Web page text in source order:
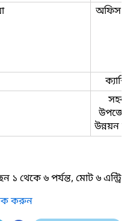
অফিস
উন্নয়ন
১ থেকে ৬ পর্যন্ত, মোট ৬ এন্ট্রি
করুন